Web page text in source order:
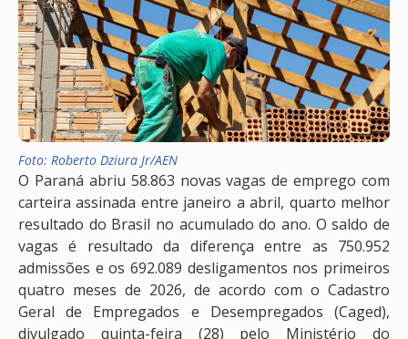
Foto: Roberto Dziura Jr/AEN
O Paraná abriu 58.863 novas vagas de emprego com
carteira assinada entre janeiro a abril, quarto melhor
resultado do Brasil no acumulado do ano. O saldo de
vagas é resultado da diferença entre as 750.952
admissões e os 692.089 desligamentos nos primeiros
quatro meses de 2026, de acordo com o Cadastro
Geral de Empregados e Desempregados (Caged),
divulgado quinta-feira (28) pelo Ministério do